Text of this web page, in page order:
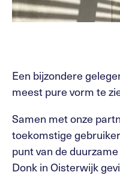
Een bijzondere
meest pure vorm te
Samen met onze
toekomstige
punt van de
Donk in Oisterwijk